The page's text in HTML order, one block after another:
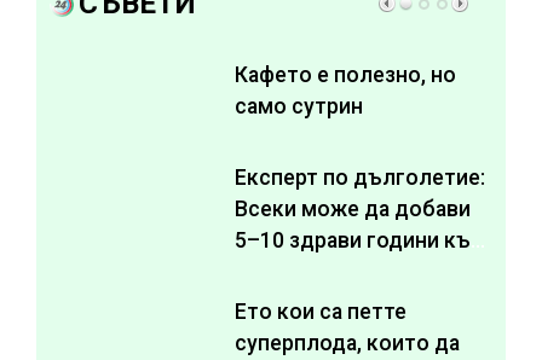
Кафето е полезно, но
само сутрин
Експерт по дълголетие:
Всеки може да добави
5–10 здрави години към
Ето кои са петте
суперплода, които да